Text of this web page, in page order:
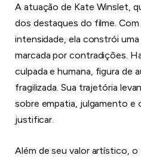
A atuação de Kate Winslet,
dos destaques do filme. Com
intensidade, ela constrói
marcada por contradições.
culpada e humana, figura de
fragilizada. Sua trajetória
sobre empatia, julgamento e
justificar.
Além de seu valor artístico,